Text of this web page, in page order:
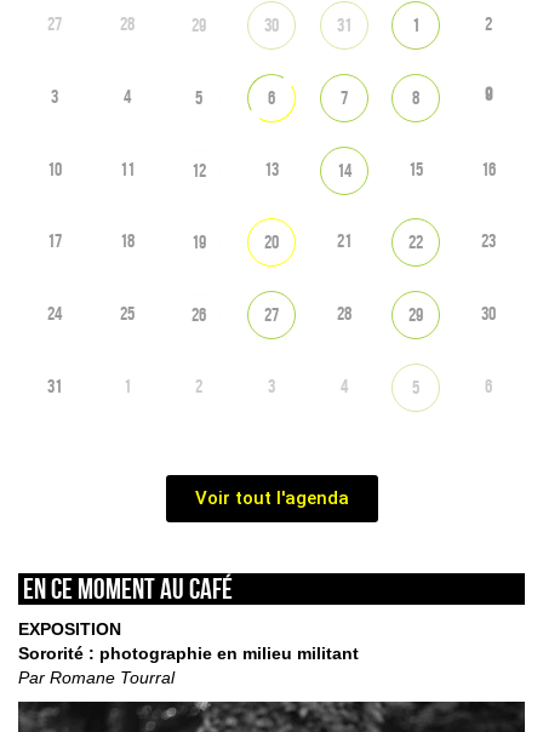
27 28 29 30 31 1 2
3 4 5 6 7 8 9
10 11 12 13 14 15 16
17 18 19 20 21 22 23
24 25 26 27 28 29 30
31 1 2 3 4 5 6
Voir tout l'agenda
En ce moment au café
EXPOSITION
Sororité : photographie en milieu militant
Par Romane Tourral